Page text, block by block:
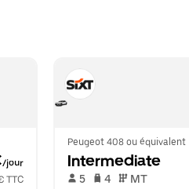
/jour
TTC
Peugeot 408 ou équivalent
Intermediate
5 4 MT